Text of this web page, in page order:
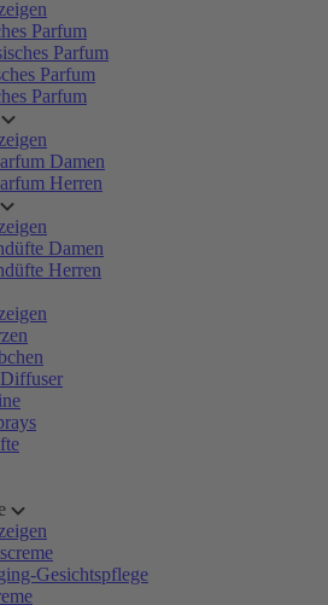
Parfum
Parfum
Parfum
Parfum
Damen
Herren
Damen
Herren
Gesichtspflege